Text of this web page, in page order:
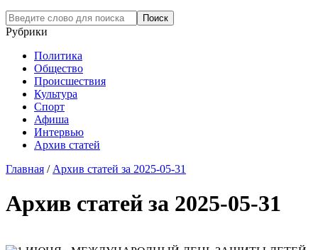
Рубрики
Политика
Общество
Проиcшествия
Культура
Спорт
Афиша
Интервью
Архив статей
Главная / Архив статей за 2025-05-31
Архив статей за 2025-05-31